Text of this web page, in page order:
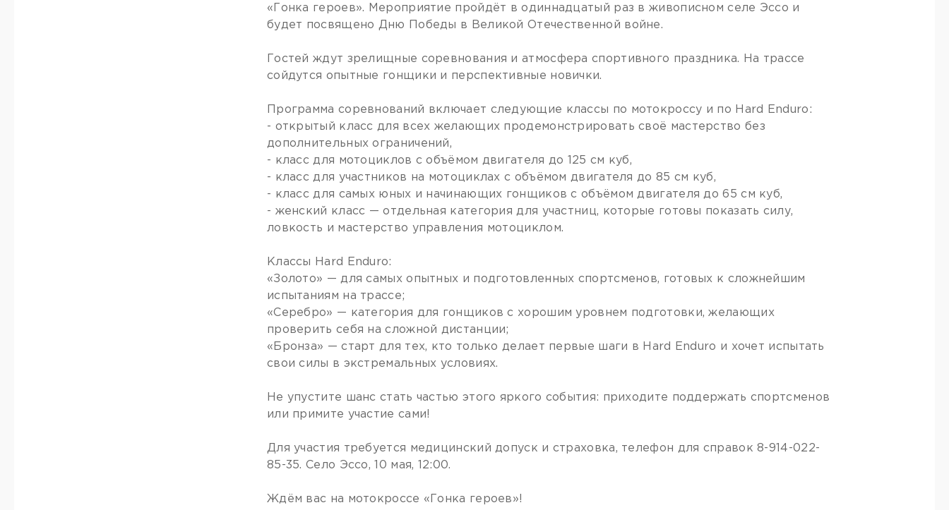
«Гонка героев». Мероприятие пройдёт в одиннадцатый раз в живописном селе Эссо и
будет посвящено Дню Победы в Великой Отечественной войне.
Гостей ждут зрелищные соревнования и атмосфера спортивного праздника. На трассе
сойдутся опытные гонщики и перспективные новички.
Программа соревнований включает следующие классы по мотокроссу и по Hard Enduro:
- открытый класс для всех желающих продемонстрировать своё мастерство без
дополнительных ограничений,
- класс для мотоциклов с объёмом двигателя до 125 см куб,
- класс для участников на мотоциклах с объёмом двигателя до 85 см куб,
- класс для самых юных и начинающих гонщиков с объёмом двигателя до 65 см куб,
- женский класс — отдельная категория для участниц, которые готовы показать силу,
ловкость и мастерство управления мотоциклом.
Классы Hard Enduro:
«Золото» — для самых опытных и подготовленных спортсменов, готовых к сложнейшим
испытаниям на трассе;
«Серебро» — категория для гонщиков с хорошим уровнем подготовки, желающих
проверить себя на сложной дистанции;
«Бронза» — старт для тех, кто только делает первые шаги в Hard Enduro и хочет испытать
свои силы в экстремальных условиях.
Не упустите шанс стать частью этого яркого события: приходите поддержать спортсменов
или примите участие сами!
Для участия требуется медицинский допуск и страховка, телефон для справок 8-914-022-
85-35. Село Эссо, 10 мая, 12:00.
Ждём вас на мотокроссе «Гонка героев»!